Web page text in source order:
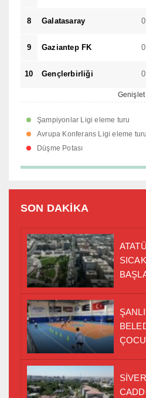
8 Galatasaray 0
9 Gaziantep FK 0
10 Gençlerbirliği 0
Genişlet
Şampiyonlar Ligi eleme turu
Avrupa Konferans Ligi eleme turu
Düşme Potası
SON DAKİKA